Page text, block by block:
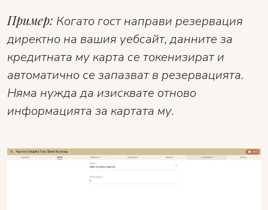
Пример: Когато гост направи резервация
директно на вашия уебсайт, данните за
кредитната му карта се токенизират и
автоматично се запазват в резервацията.
Няма нужда да изисквате отново
информацията за картата му.